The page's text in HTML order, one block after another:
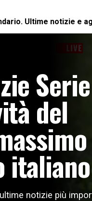
Ultime notizie e
del
italiano
notizie più